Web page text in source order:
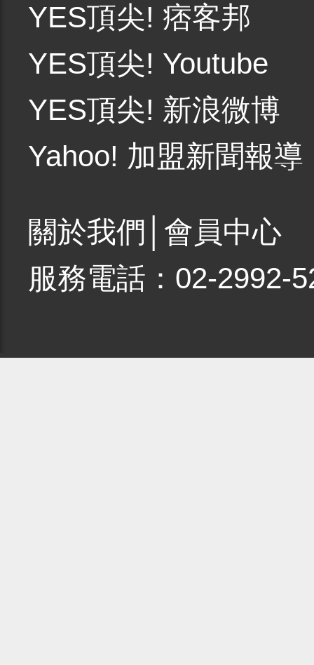
YES頂尖! 痞客邦
YES頂尖! Youtube
YES頂尖! 新浪微博
Yahoo! 加盟新聞報導
關於我們
會員中心
服務電話：02-2992-